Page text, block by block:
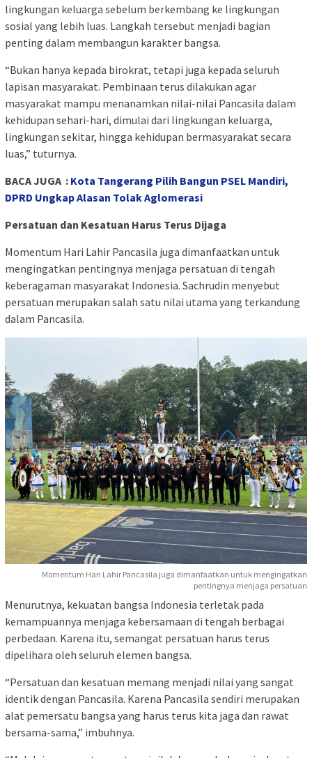
lingkungan keluarga sebelum berkembang ke lingkungan
sosial yang lebih luas. Langkah tersebut menjadi bagian
penting dalam membangun karakter bangsa.
“Bukan hanya kepada birokrat, tetapi juga kepada seluruh
lapisan masyarakat. Pembinaan terus dilakukan agar
masyarakat mampu menanamkan nilai-nilai Pancasila dalam
kehidupan sehari-hari, dimulai dari lingkungan keluarga,
lingkungan sekitar, hingga kehidupan bermasyarakat secara
luas,” tuturnya.
BACA JUGA : Kota Tangerang Pilih Bangun PSEL Mandiri,
DPRD Ungkap Alasan Tolak Aglomerasi
Persatuan dan Kesatuan Harus Terus Dijaga
Momentum Hari Lahir Pancasila juga dimanfaatkan untuk
mengingatkan pentingnya menjaga persatuan di tengah
keberagaman masyarakat Indonesia. Sachrudin menyebut
persatuan merupakan salah satu nilai utama yang terkandung
dalam Pancasila.
Momentum Hari Lahir Pancasila juga dimanfaatkan untuk mengingatkan
pentingnya menjaga persatuan
Menurutnya, kekuatan bangsa Indonesia terletak pada
kemampuannya menjaga kebersamaan di tengah berbagai
perbedaan. Karena itu, semangat persatuan harus terus
dipelihara oleh seluruh elemen bangsa.
“Persatuan dan kesatuan memang menjadi nilai yang sangat
identik dengan Pancasila. Karena Pancasila sendiri merupakan
alat pemersatu bangsa yang harus terus kita jaga dan rawat
bersama-sama,” imbuhnya.